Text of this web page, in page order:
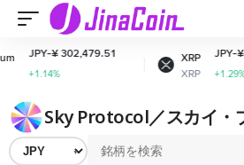
302,479.51 JPY-¥ 163.29
+1.29%
Sky Protocol／スカイ・